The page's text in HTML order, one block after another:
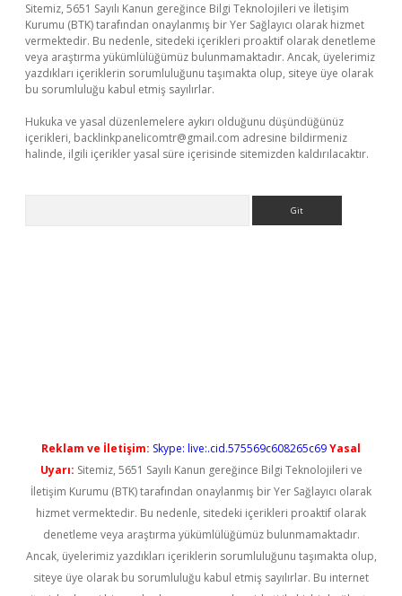
Sitemiz, 5651 Sayılı Kanun gereğince Bilgi Teknolojileri ve İletişim
Kurumu (BTK) tarafından onaylanmış bir Yer Sağlayıcı olarak hizmet
vermektedir. Bu nedenle, sitedeki içerikleri proaktif olarak denetleme
veya araştırma yükümlülüğümüz bulunmamaktadır. Ancak, üyelerimiz
yazdıkları içeriklerin sorumluluğunu taşımakta olup, siteye üye olarak
bu sorumluluğu kabul etmiş sayılırlar.
Hukuka ve yasal düzenlemelere aykırı olduğunu düşündüğünüz
içerikleri, backlinkpanelicomtr@gmail.com adresine bildirmeniz
halinde, ilgili içerikler yasal süre içerisinde sitemizden kaldırılacaktır.
Reklam ve İletişim: Skype: live:.cid.575569c608265c69Yasal
Uyarı: Sitemiz, 5651 Sayılı Kanun gereğince Bilgi Teknolojileri ve
İletişim Kurumu (BTK) tarafından onaylanmış bir Yer Sağlayıcı olarak
hizmet vermektedir. Bu nedenle, sitedeki içerikleri proaktif olarak
denetleme veya araştırma yükümlülüğümüz bulunmamaktadır.
Ancak, üyelerimiz yazdıkları içeriklerin sorumluluğunu taşımakta olup,
siteye üye olarak bu sorumluluğu kabul etmiş sayılırlar. Bu internet